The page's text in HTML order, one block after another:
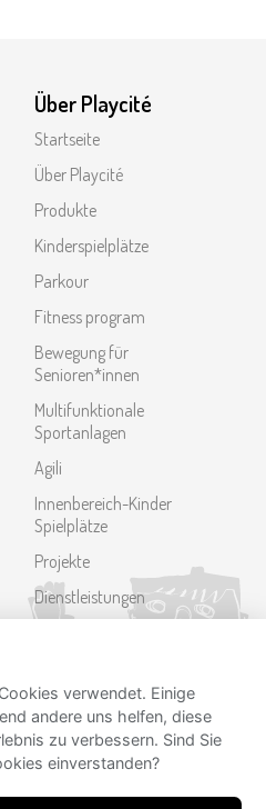
Über Playcité
Startseite
Über Playcité
Produkte
Kinderspielplätze
Parkour
Fitness program
Bewegung für
Senioren*innen
Multifunktionale
Sportanlagen
Agili
Innenbereich-Kinder
Spielplätze
Projekte
Dienstleistungen
verwendet. Einige
andere uns helfen, diese
zu verbessern. Sind Sie
einverstanden?